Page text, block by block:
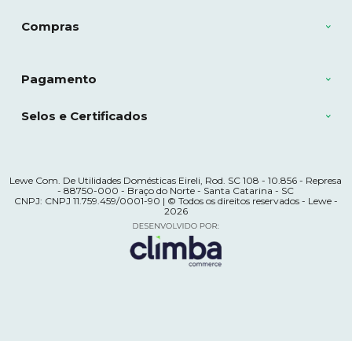
Compras
Pagamento
Selos e Certificados
Lewe Com. De Utilidades Domésticas Eireli, Rod. SC 108 - 10.856 - Represa
- 88750-000 - Braço do Norte - Santa Catarina - SC
CNPJ: CNPJ 11.759.459/0001-90 | © Todos os direitos reservados - Lewe -
2026